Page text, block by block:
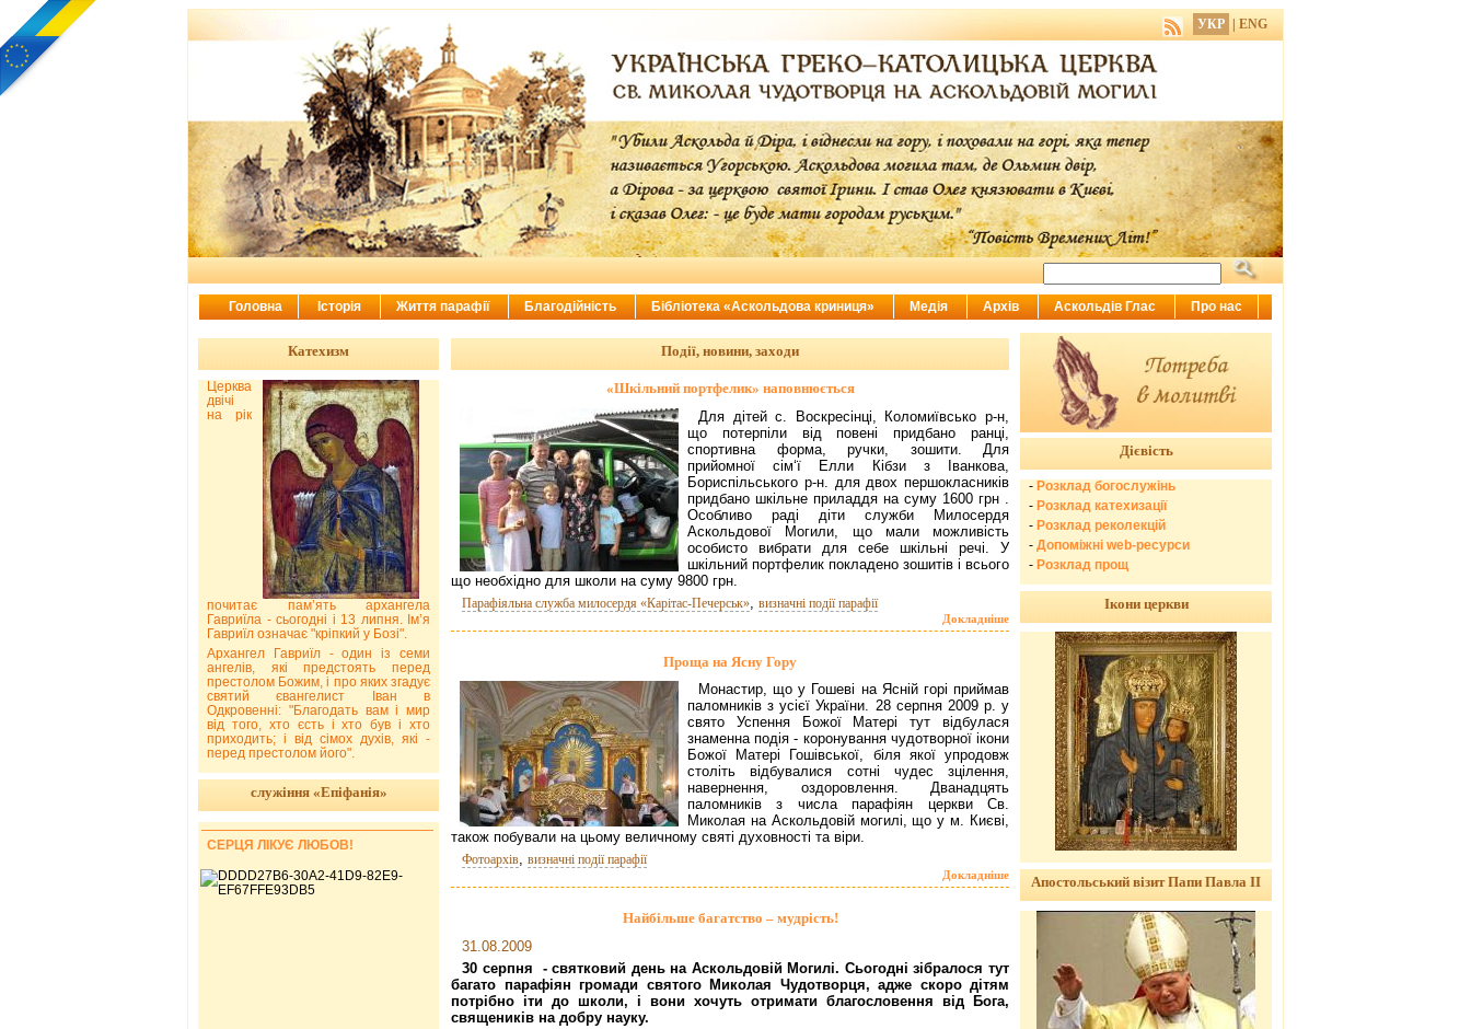
Події, новини, заходи
«Шкільний портфелик» наповнюється
Для дітей с. Воскресінці, Коломиївсько р-н,
що потерпіли від повені придбано ранці,
спортивна форма, ручки, зошити. Для
прийомної сім‘ї Елли Кібзи з Іванкова,
Бориспільського р-н. для двох першокласників
придбано шкільне приладдя на суму 1600 грн .
Особливо раді діти служби Милосердя
Аскольдової Могили, що мали можливість
особисто вибрати для себе шкільні речі. У
шкільний портфелик покладено зошитів і всього
що необхідно для школи на суму 9800 грн.
Парафіяльна служба милосердя «Карітас-Печерськ» визначні події парафії
Докладніше
Проща на Ясну Гору
Монастир, що у Гошеві на Ясній горі приймав
паломників з усієї України. 28 серпня 2009 р. у
свято Успення Божої Матері тут відбулася
знаменна подія - коронування чудотворної ікони
Божої Матері Гошівської, біля якої упродовж
століть відбувалися сотні чудес зцілення,
навернення, оздоровлення. Дванадцять
паломників з числа парафіян церкви Св.
Миколая на Аскольдовій могилі, що у м. Києві,
також побували на цьому величному святі духовності та віри.
Фотоархів, визначні події парафії
Докладніше
Найбільше багатство – мудрість!
31.08.2009
30 серпня - святковий день на Аскольдовій Могилі. Сьогодні зібралося тут
багато парафіян громади святого Миколая Чудотворця, адже скоро дітям
потрібно іти до школи, і вони хочуть отримати благословення від Бога,
священиків на добру науку.
Катехизм
Церква
двічі
на рік
почитає пам’ять архангела
Гавриїла - сьогодні і 13 липня. Ім’я
Гавриїл означає "кріпкий у Бозі".
Архангел Гавриїл - один із семи
ангелів, які предстоять перед
престолом Божим, і про яких згадує
святий євангелист Іван в
Одкровенні: "Благодать вам і мир
від того, хто єсть і хто був і хто
приходить; і від сімох духів, які -
перед престолом його".
служіння «Епіфанія»
СЕРЦЯ ЛІКУЄ ЛЮБОВ!
Дієвість
- Розклад богослужінь
- Розклад катехизації
- Розклад реколекцій
- Допоміжні web-ресурси
- Розклад прощ
Ікони церкви
Апостольський візит Папи Павла ІІ
УКР ENG
Головна Історія Життя парафії Благодійність Бібліотека «Аскольдова криниця» Медія Архів Аскольдів Глас Про нас